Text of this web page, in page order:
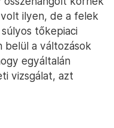
ilyen, de a felek
tőkepiaci
belül a változások
egyáltalán
vizsgálat, azt